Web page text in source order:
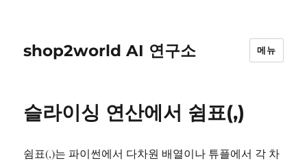
shop2world AI 연구소 메뉴
슬라이싱 연산에서 쉼표(,)
쉼표(,)는 파이썬에서 다차원 배열이나 튜플에서 각 차